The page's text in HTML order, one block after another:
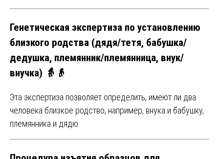
Генетическая экспертиза по установлению
близкого родства (дядя/тетя, бабушка/
дедушка, племянник/племянница, внук/
внучка) 👵👴
Эта экспертиза позволяет определить, имеют ли два
человека близкое родство, например, внука и бабушку,
племянника и дядю.